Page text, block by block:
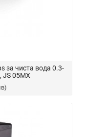
за чиста вода 0.3-
JS 05MX